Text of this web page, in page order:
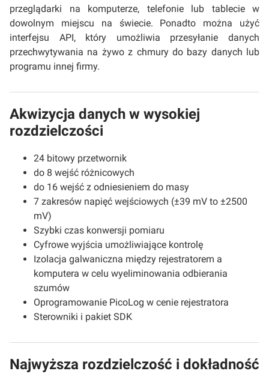
przeglądarki na komputerze, telefonie lub tablecie w
dowolnym miejscu na świecie. Ponadto można użyć
interfejsu API, który umożliwia przesyłanie danych
przechwytywania na żywo z chmury do bazy danych lub
programu innej firmy.
Akwizycja danych w wysokiej
rozdzielczości
24 bitowy przetwornik
do 8 wejść różnicowych
do 16 wejść z odniesieniem do masy
7 zakresów napięć wejściowych (±39 mV to ±2500
mV)
Szybki czas konwersji pomiaru
Cyfrowe wyjścia umożliwiające kontrolę
Izolacja galwaniczna między rejestratorem a
komputera w celu wyeliminowania odbierania
szumów
Oprogramowanie PicoLog w cenie rejestratora
Sterowniki i pakiet SDK
Najwyższa rozdzielczość i dokładność